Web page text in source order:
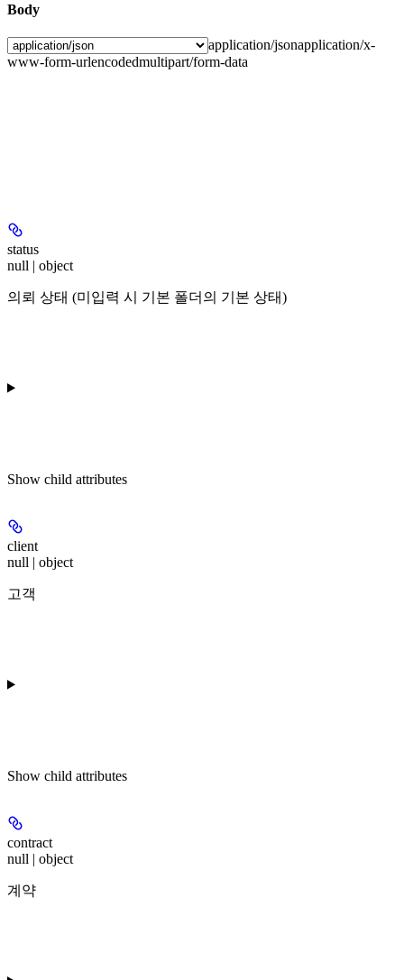
Body
application/jsonapplication/x-
www-form-urlencodedmultipart/form-data
status
null | object
의뢰 상태 (미입력 시 기본 폴더의 기본 상태)
Show child attributes
client
null | object
고객
Show child attributes
contract
null | object
계약